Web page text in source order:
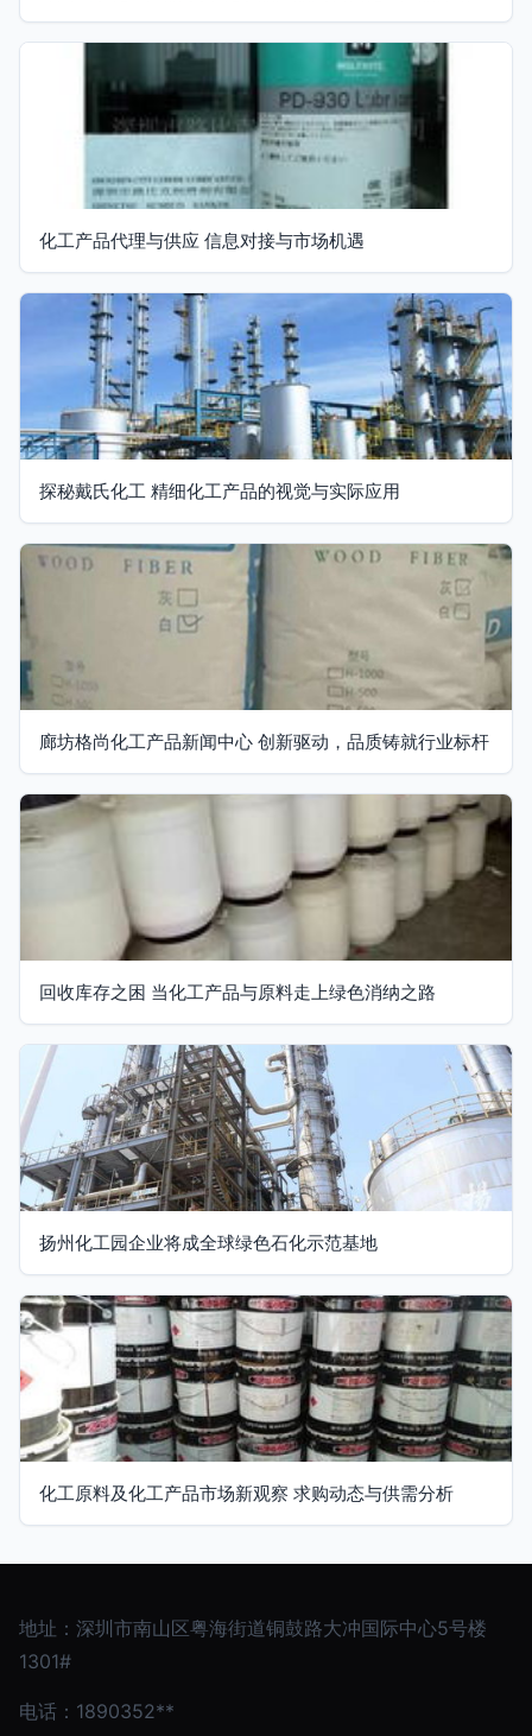
化工产品代理与供应 信息对接与市场机遇
探秘戴氏化工 精细化工产品的视觉与实际应用
廊坊格尚化工产品新闻中心 创新驱动，品质铸就行业标杆
回收库存之困 当化工产品与原料走上绿色消纳之路
扬州化工园企业将成全球绿色石化示范基地
化工原料及化工产品市场新观察 求购动态与供需分析
地址：深圳市南山区粤海街道铜鼓路大冲国际中心5号楼
1301#
电话：1890352**